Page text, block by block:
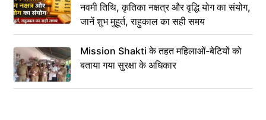
नवमी तिथि, कृतिका नक्षत्र और वृद्धि योग का संयोग,
जानें शुभ मुहूर्त, राहुकाल का सही समय
Mission Shakti के तहत महिलाओं-बेटियों को
बताया गया सुरक्षा के अधिकार